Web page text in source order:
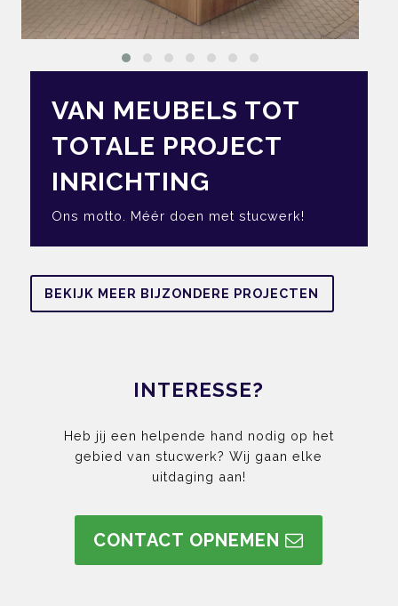
VAN MEUBELS TOT
TOTALE PROJECT
INRICHTING
Ons motto. Méér doen met stucwerk!
BEKIJK MEER BIJZONDERE PROJECTEN
INTERESSE?
Heb jij een helpende hand nodig op het
gebied van stucwerk? Wij gaan elke
uitdaging aan!
CONTACT OPNEMEN